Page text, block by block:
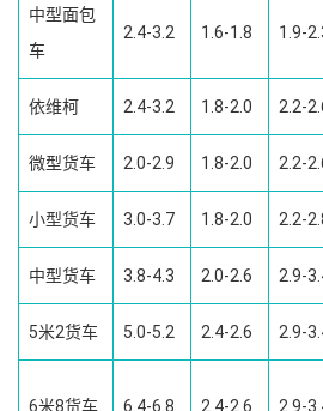
中型面包
车
2.4-3.2 1.6-1.8 1.9-
依维柯 2.4-3.2 1.8-2.0 2.2-
微型货车 2.0-2.9 1.8-2.0 2.2-
小型货车 3.0-3.7 1.8-2.0 2.2-
中型货车 3.8-4.3 2.0-2.6 2.9-
5米2货车 5.0-5.2 2.4-2.6 2.9-
6米8货车 6.4-6.8 2.4-2.6 2.9-